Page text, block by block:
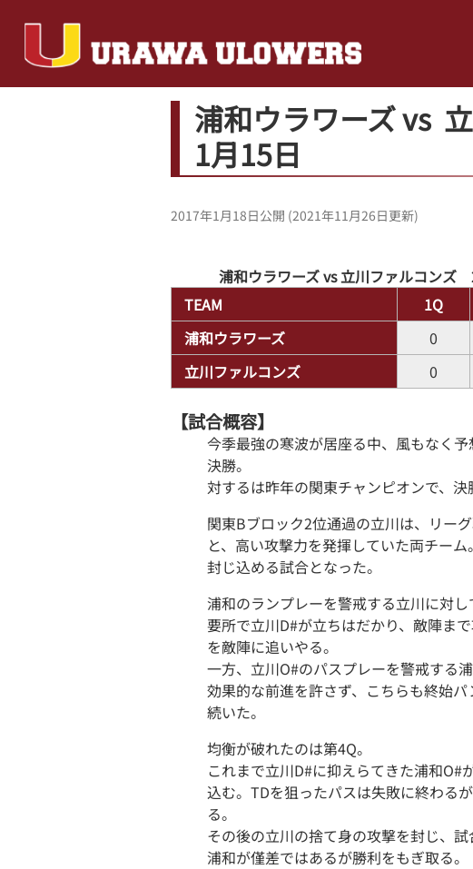
浦和ウラワーズ vs
1月15日
2017年1月18日公開 (2021年11月26日更新)
浦和ウラワーズ vs 立川ファルコンズ
TEAM
1Q
浦和ウラワーズ
0
立川ファルコンズ
0
【試合概容】
今季最強の寒波が居座る中、風もなく
決勝。
対するは昨年の関東チャンピオンで、
関東Bブロック2位通過の立川は、リー
と、高い攻撃力を発揮していた両チー
封じ込める試合となった。
浦和のランプレーを警戒する立川に対し
要所で立川D#が立ちはだかり、敵陣ま
を敵陣に追いやる。
一方、立川O#のパスプレーを警戒する
効果的な前進を許さず、こちらも終始
続いた。
均衡が破れたのは第4Q。
これまで立川D#に抑えらてきた浦和O#
込む。TDを狙ったパスは失敗に終わる
る。
その後の立川の捨て身の攻撃を封じ、試
浦和が僅差ではあるが勝利をもぎ取る。